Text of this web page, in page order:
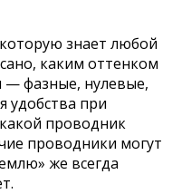
знает любой
каким оттенком
— фазные, нулевые,
удобства при
проводник
проводники могут
же всегда